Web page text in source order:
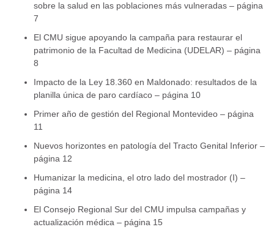
sobre la salud en las poblaciones más vulneradas – página
7
El CMU sigue apoyando la campaña para restaurar el
patrimonio de la Facultad de Medicina (UDELAR) – página
8
Impacto de la Ley 18.360 en Maldonado: resultados de la
planilla única de paro cardíaco – página 10
Primer año de gestión del Regional Montevideo – página
11
Nuevos horizontes en patología del Tracto Genital Inferior –
página 12
Humanizar la medicina, el otro lado del mostrador (I) –
página 14
El Consejo Regional Sur del CMU impulsa campañas y
actualización médica – página 15